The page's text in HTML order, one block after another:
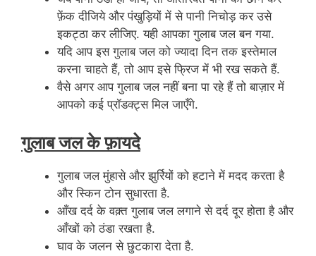
फ़ेंक दीजिये और पंखुड़ियों में से पानी निचोड़ कर उसे
इकट्ठा कर लीजिए. यही आपका गुलाब जल बन गया.
यदि आप इस गुलाब जल को ज्यादा दिन तक इस्तेमाल
करना चाहते हैं, तो आप इसे फ्रिज में भी रख सकते हैं.
वैसे अगर आप गुलाब जल नहीं बना पा रहे हैं तो बाज़ार में
आपको कई प्रॉडक्ट्स मिल जाएँगे.
गुलाब जल के फ़ायदे
गुलाब जल मुंहासे और झुर्रियों को हटाने में मदद करता है
और स्किन टोन सुधारता है.
आँख दर्द के वक़्त गुलाब जल लगाने से दर्द दूर होता है और
आँखों को ठंडा रखता है.
घाव के जलन से छुटकारा देता है.